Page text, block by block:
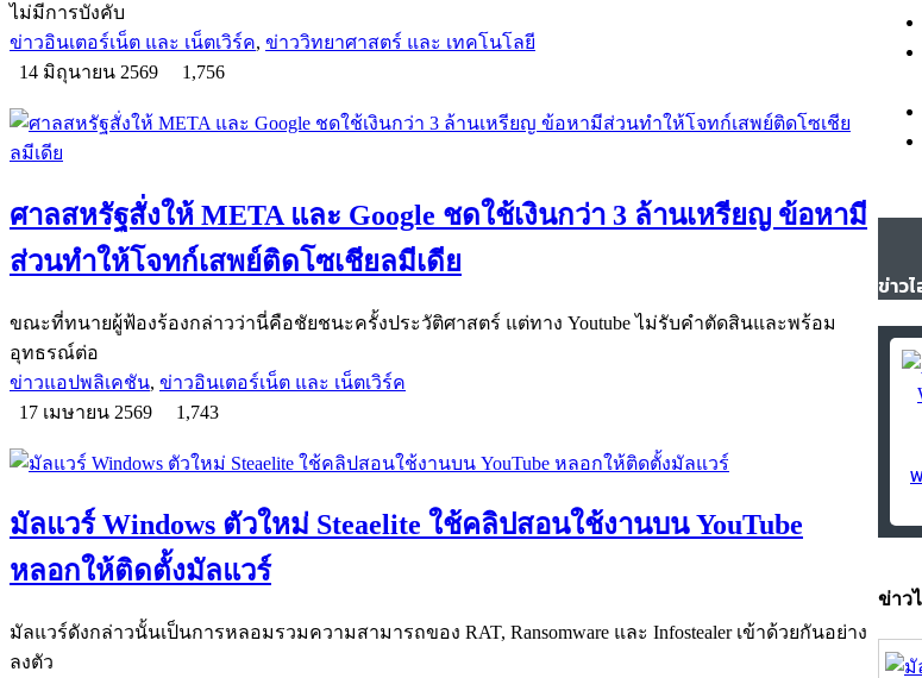
ไม่มีการบังคับ
ข่าวอินเตอร์เน็ต และ เน็ตเวิร์ค, ข่าววิทยาศาสตร์ และ เทคโนโลยี
14 มิถุนายน 2569
1,756
ศาลสหรัฐสั่งให้ META และ Google ชดใช้เงินกว่า 3 ล้านเหรียญ ข้อหามี
ส่วนทำให้โจทก์เสพย์ติดโซเชียลมีเดีย
ขณะที่ทนายผู้ฟ้องร้องกล่าวว่านี่คือชัยชนะครั้งประวัติศาสตร์ แต่ทาง Youtube ไม่รับคำตัดสินและพร้อม
อุทธรณ์ต่อ
ข่าวแอปพลิเคชัน, ข่าวอินเตอร์เน็ต และ เน็ตเวิร์ค
17 เมษายน 2569
1,743
มัลแวร์ Windows ตัวใหม่ Steaelite ใช้คลิปสอนใช้งานบน YouTube
หลอกให้ติดตั้งมัลแวร์
มัลแวร์ดังกล่าวนั้นเป็นการหลอมรวมความสามารถของ RAT, Ransomware และ Infostealer เข้าด้วยกันอย่าง
ลงตัว
ข่าว
ข่าว